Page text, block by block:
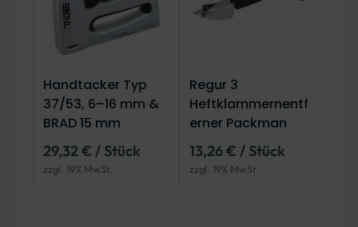
Handtacker Typ
37/53, 6–16 mm &
BRAD 15 mm
29,32 € / Stück
zzgl. 19% MwSt.
Regur 3
Heftklammernentf
erner Packman
13,26 € / Stück
zzgl. 19% MwSt.